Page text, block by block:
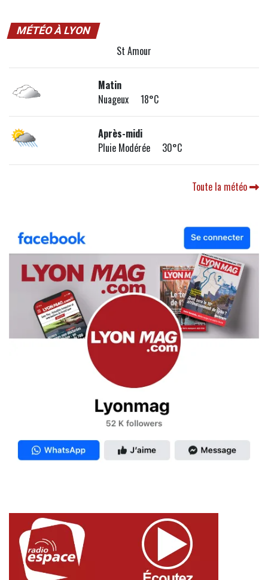
MÉTÉO À LYON
St Amour
Matin
Nuageux 18°C
Après-midi
Pluie Modérée 30°C
Toute la météo